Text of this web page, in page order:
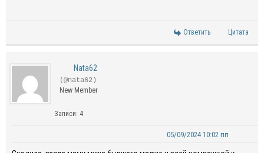
Ответить Цитата
Nata62
(@nata62)
New Member
Записи: 4
05/09/2024 10:02 пп